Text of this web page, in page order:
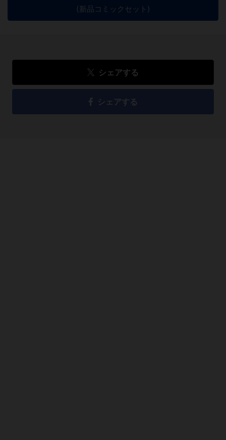
(新品コミックセット)
シェアする
シェアする